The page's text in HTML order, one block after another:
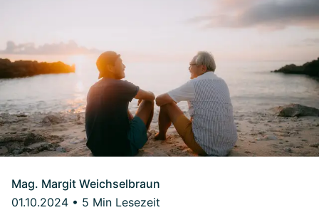
Mag. Margit Weichselbraun
01.10.2024 • 5 Min Lesezeit